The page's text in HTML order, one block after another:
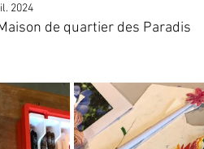
2024
de quartier des Paradis